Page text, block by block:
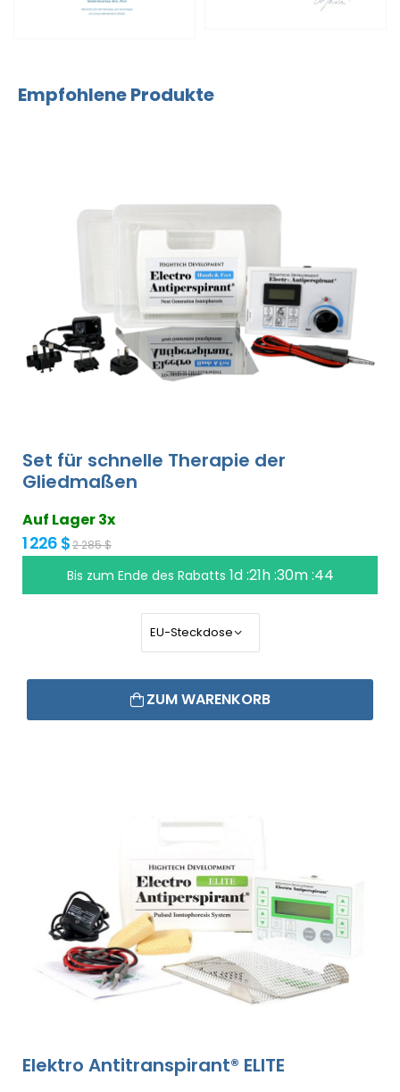
Empfohlene Produkte
Set für schnelle Therapie der
Gliedmaßen
Auf Lager 3x
1 226 $2 285 $
Bis zum Ende des Rabatts1d :21h :30m :43
ZUM WARENKORB
Elektro Antitranspirant® ELITE